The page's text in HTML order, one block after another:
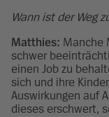
Wann ist der Weg
Matthies: Manche
schwer
einen Job zu
sich und ihre
Auswirkungen auf
dieses erschwert,